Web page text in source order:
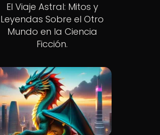
El Viaje Astral: Mitos y
Leyendas Sobre el Otro
Mundo en la Ciencia
Ficción.